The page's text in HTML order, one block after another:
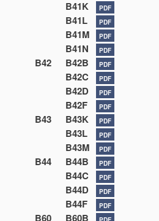
B41K PDF
B41L PDF
B41M PDF
B41N PDF
B42 B42B PDF
B42C PDF
B42D PDF
B42F PDF
B43 B43K PDF
B43L PDF
B43M PDF
B44 B44B PDF
B44C PDF
B44D PDF
B44F PDF
B60 B60B